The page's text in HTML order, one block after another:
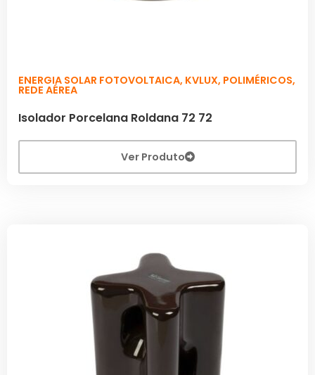
ENERGIA SOLAR FOTOVOLTAICA, KVLUX, POLIMÉRICOS,
REDE AÉREA
Isolador Porcelana Roldana 72 72
Ver Produto